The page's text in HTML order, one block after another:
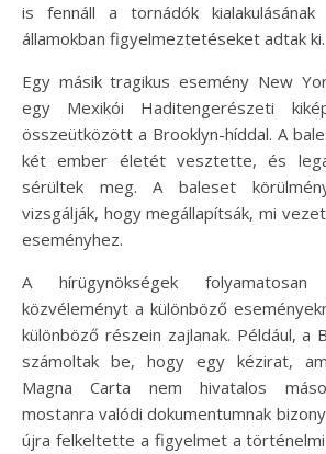
is fennáll a tornádók
államokban figyelmeztetéseket adtak ki.
Egy másik tragikus esemény New
egy Mexikói Haditengerészeti
összeütközött a Brooklyn-híddal. A
két ember életét vesztette, és
sérültek meg. A baleset
vizsgálják, hogy megállapítsák, mi
eseményhez.
A hírügynökségek
közvéleményt a különböző
különböző részein zajlanak. Például, a
számoltak be, hogy egy kézirat,
Magna Carta nem hivatalos
mostanra valódi dokumentumnak
újra felkeltette a figyelmet a